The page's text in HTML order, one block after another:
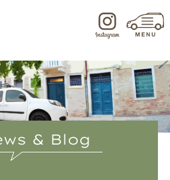
& Blog